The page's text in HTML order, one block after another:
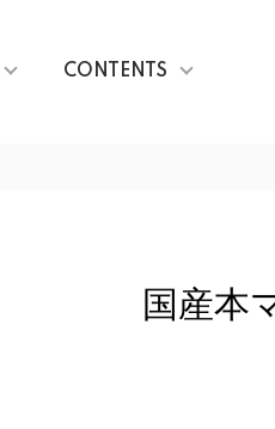
CONTENTS
国産本